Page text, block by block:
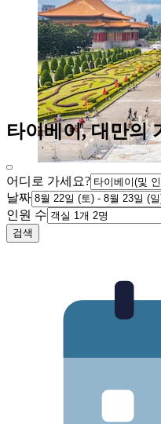
타이베이, 대만의
어디로 가세요?
날짜
인원 수
검색